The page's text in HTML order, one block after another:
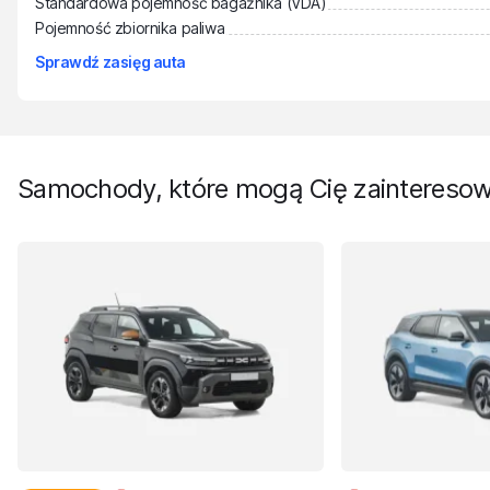
Pojemność zbiornika paliwa
Sprawdź zasięg auta
Samochody, które mogą Cię